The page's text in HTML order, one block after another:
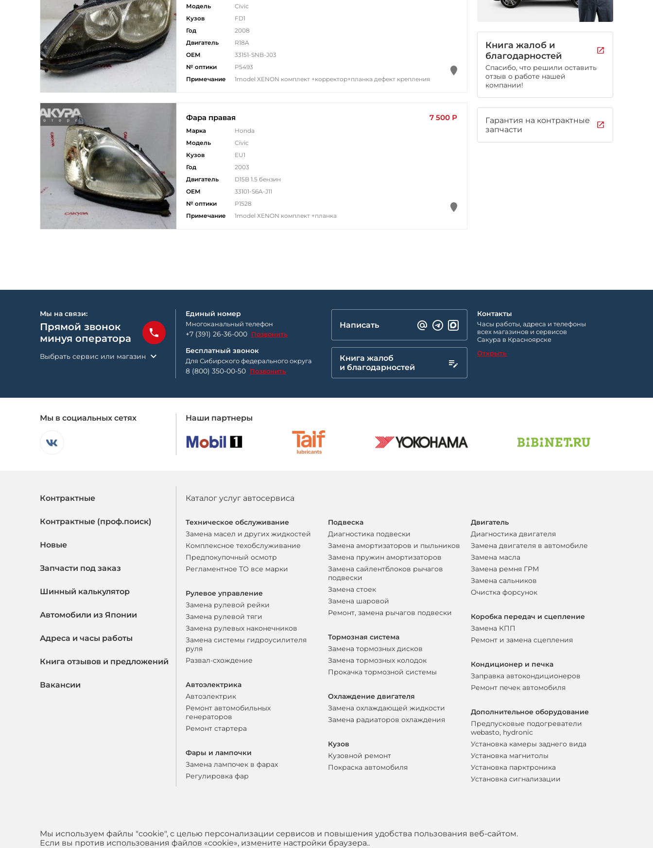
Модель
Civic
Кузов
FD1
Год
2008
Двигатель
R18A
ОЕМ
33151-SNB-J03
№ оптики
P5493
Примечание
1model XENON комплект +корректор+планка дефект крепления
Фара правая 7 500 Р
Марка
Honda
Модель
Civic
Кузов
EU1
Год
2003
Двигатель
D15B 1.5 бензин
ОЕМ
33101-S6A-J11
№ оптики
P1528
Примечание
1model XENON комплект +планка
Книга жалоб и
благодарностей
Спасибо, что решили оставить
отзыв о работе нашей
компании!
Гарантия на контрактные
запчасти
Мы на связи:
Прямой звонок
минуя оператора
Выбрать сервис или магазин
Единый номер
Многоканальный телефон
+7 (391) 26-36-000 Позвонить
Бесплатный звонок
Для Сибирского федерального округа
8 (800) 350-00-50 Позвонить
Написать
Книга жалоб
и благодарностей
Контакты
Часы работы, адреса и телефоны
всех магазинов и сервисов
Сакура в Красноярске
Открыть
Мы в социальных сетях Наши партнеры
Контрактные
Контрактные (проф.поиск)
Новые
Запчасти под заказ
Шинный калькулятор
Автомобили из Японии
Адреса и часы работы
Книга отзывов и предложений
Вакансии
Каталог услуг автосервиса
Техническое обслуживание
Замена масел и других жидкостей
Комплексное техобслуживание
Предпокупочный осмотр
Регламентное ТО все марки
Рулевое управление
Замена рулевой рейки
Замена рулевой тяги
Замена рулевых наконечников
Замена системы гидроусилителя
руля
Развал-схождение
Автоэлектрика
Автоэлектрик
Ремонт автомобильных
генераторов
Ремонт стартера
Фары и лампочки
Замена лампочек в фарах
Регулировка фар
Подвеска
Диагностика подвески
Замена амортизаторов и пыльников
Замена пружин амортизаторов
Замена сайлентблоков рычагов
подвески
Замена стоек
Замена шаровой
Ремонт, замена рычагов подвески
Тормозная система
Замена тормозных дисков
Замена тормозных колодок
Прокачка тормозной системы
Охлаждение двигателя
Замена охлаждающей жидкости
Замена радиаторов охлаждения
Кузов
Кузовной ремонт
Покраска автомобиля
Двигатель
Диагностика двигателя
Замена двигателя в автомобиле
Замена масла
Замена ремня ГРМ
Замена сальников
Очистка форсунок
Коробка передач и сцепление
Замена КПП
Ремонт и замена сцепления
Кондиционер и печка
Заправка автокондиционеров
Ремонт печек автомобиля
Дополнительное оборудование
Предпусковые подогреватели
webasto, hydronic
Установка камеры заднего вида
Установка магнитолы
Установка парктроника
Установка сигнализации
Мы используем файлы "cookie", с целью персонализации сервисов и повышения удобства пользования веб-сайтом.
Если вы против использования файлов «cookie», измените настройки браузера..